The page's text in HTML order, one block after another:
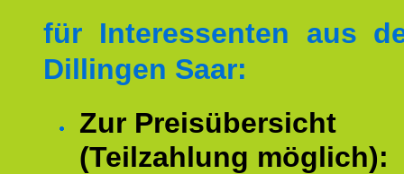
für Interessenten aus
Dillingen Saar:
Zur Preisübersicht
(Teilzahlung möglich):